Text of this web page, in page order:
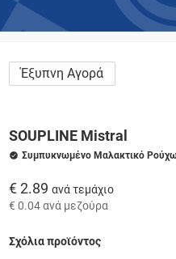
Έξυπνη Αγορά
SOUPLINE Mistral
Συμπυκνωμένο Μαλακτικό
€ 2.89 ανά τεμάχιο
€ 0.04ανά μεζούρα
Σχόλια προϊόντος